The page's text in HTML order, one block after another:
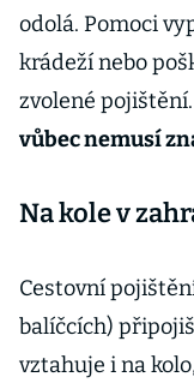
odolá. Pomoci
krádeží nebo
zvolené pojištění.
vůbec nemusí
Na kole v
Cestovní
balíčcích)
vztahuje i na